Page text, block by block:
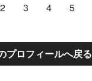
2 3 4 5
プロフィールへ戻る